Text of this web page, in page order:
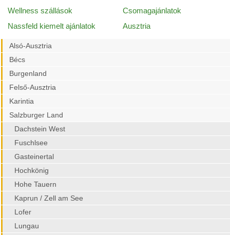
Wellness szállások
Csomagajánlatok
Nassfeld kiemelt ajánlatok
Ausztria
Alsó-Ausztria
Bécs
Burgenland
Felső-Ausztria
Karintia
Salzburger Land
Dachstein West
Fuschlsee
Gasteinertal
Hochkönig
Hohe Tauern
Kaprun / Zell am See
Lofer
Lungau